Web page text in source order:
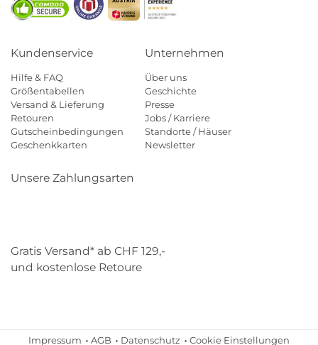
Kundenservice
Hilfe & FAQ
Größentabellen
Versand & Lieferung
Retouren
Gutscheinbedingungen
Geschenkkarten
Unternehmen
Über uns
Geschichte
Presse
Jobs / Karriere
Standorte / Häuser
Newsletter
Unsere Zahlungsarten
Gratis Versand* ab CHF 129,-
und kostenlose Retoure
Impressum AGB Datenschutz Cookie Einstellungen